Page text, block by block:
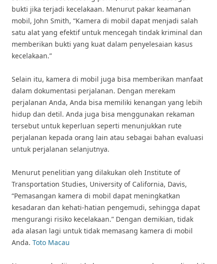
bukti jika terjadi kecelakaan. Menurut pakar keamanan
mobil, John Smith, “Kamera di mobil dapat menjadi salah
satu alat yang efektif untuk mencegah tindak kriminal dan
memberikan bukti yang kuat dalam penyelesaian kasus
kecelakaan.”
Selain itu, kamera di mobil juga bisa memberikan manfaat
dalam dokumentasi perjalanan. Dengan merekam
perjalanan Anda, Anda bisa memiliki kenangan yang lebih
hidup dan detil. Anda juga bisa menggunakan rekaman
tersebut untuk keperluan seperti menunjukkan rute
perjalanan kepada orang lain atau sebagai bahan evaluasi
untuk perjalanan selanjutnya.
Menurut penelitian yang dilakukan oleh Institute of
Transportation Studies, University of California, Davis,
“Pemasangan kamera di mobil dapat meningkatkan
kesadaran dan kehati-hatian pengemudi, sehingga dapat
mengurangi risiko kecelakaan.” Dengan demikian, tidak
ada alasan lagi untuk tidak memasang kamera di mobil
Anda. Toto Macau